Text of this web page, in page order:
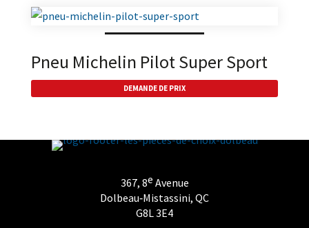
Pneu Michelin Pilot Super Sport
DEMANDE DE PRIX
367, 8e Avenue
Dolbeau‑Mistassini, QC
G8L 3E4